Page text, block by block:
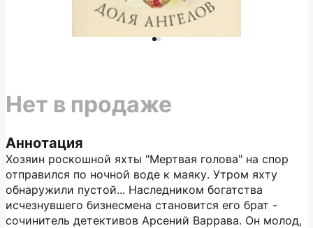
Аннотация
Хозяин роскошной яхты "Мертвая голова" на спор
отправился по ночной воде к маяку. Утром яхту
обнаружили пустой... Наследником богатства
исчезнувшего бизнесмена становится его брат -
сочинитель детективов Арсений Варрава. Он молод,
Нет в продаже